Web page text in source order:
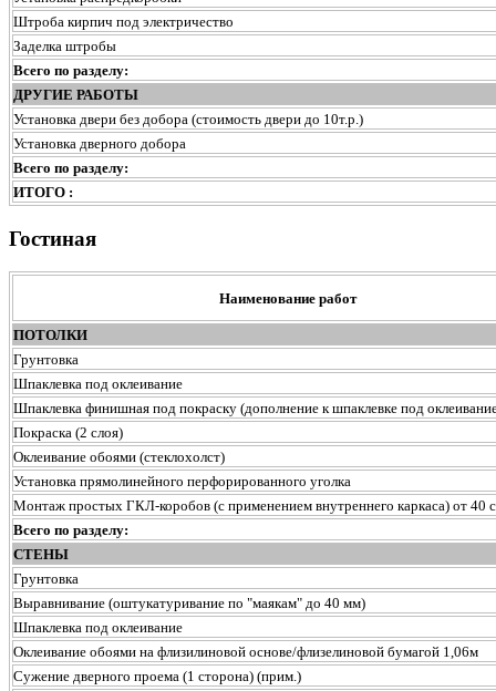
Штроба кирпич под электричество
Заделка штробы
Всего по разделу:
ДРУГИЕ РАБОТЫ
Установка двери без добора (стоимость двери до 10т.р.)
Установка дверного добора
Всего по разделу:
ИТОГО :
Гостиная
Наименование работ
ПОТОЛКИ
Грунтовка
Шпаклевка под оклеивание
Шпаклевка финишная под покраску (дополнение к шпаклевке под
Покраска (2 слоя)
Оклеивание обоями (стеклохолст)
Установка прямолинейного перфорированного уголка
Монтаж простых ГКЛ-коробов (с применением внутреннего каркаса) от 40
Всего по разделу:
СТЕНЫ
Грунтовка
Выравнивание (оштукатуривание по "маякам" до 40 мм)
Шпаклевка под оклеивание
Оклеивание обоями на флизилиновой основе/флизелиновой бумагой 1,06м
Сужение дверного проема (1 сторона) (прим.)